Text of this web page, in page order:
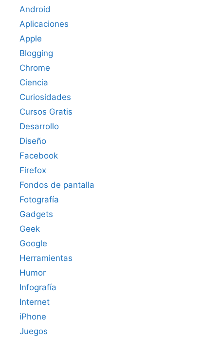
Android
Aplicaciones
Apple
Blogging
Chrome
Ciencia
Curiosidades
Cursos Gratis
Desarrollo
Diseño
Facebook
Firefox
Fondos de pantalla
Fotografía
Gadgets
Geek
Google
Herramientas
Humor
Infografía
Internet
iPhone
Juegos